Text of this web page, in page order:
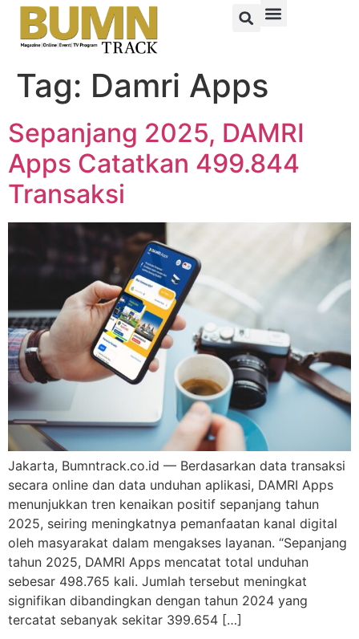
Tag: Damri Apps
Sepanjang 2025, DAMRI
Apps Catatkan 499.844
Transaksi
Jakarta, Bumntrack.co.id — Berdasarkan data transaksi
secara online dan data unduhan aplikasi, DAMRI Apps
menunjukkan tren kenaikan positif sepanjang tahun
2025, seiring meningkatnya pemanfaatan kanal digital
oleh masyarakat dalam mengakses layanan. “Sepanjang
tahun 2025, DAMRI Apps mencatat total unduhan
sebesar 498.765 kali. Jumlah tersebut meningkat
signifikan dibandingkan dengan tahun 2024 yang
tercatat sebanyak sekitar 399.654 […]